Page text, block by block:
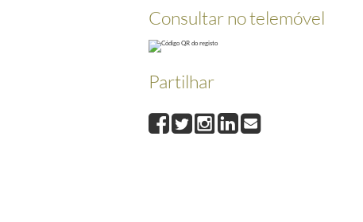
Carmona, em 15 de maio de 1943.
em Portugal, Mahmoud Fakhry Pacha, em 15 de maio de 1943
Carmona, em 9 de junho de 1943.
em Portugal, em 9 de junho de 1943 1943-06-09/1943-06-09
Carmona, em 12 de junho de 1943
acreditado em Portugal, em 12 de Junho de 19431943-06-12/1943-06-12
Carmona, em 28 de agosto de 1943
em Portugal, em 28 de agosto de 1943
Carmona, em 10 de novembro de 1943
acreditado em Portugal, em 10 de novembro de 1943
Consultar no telemóvel
Partilhar